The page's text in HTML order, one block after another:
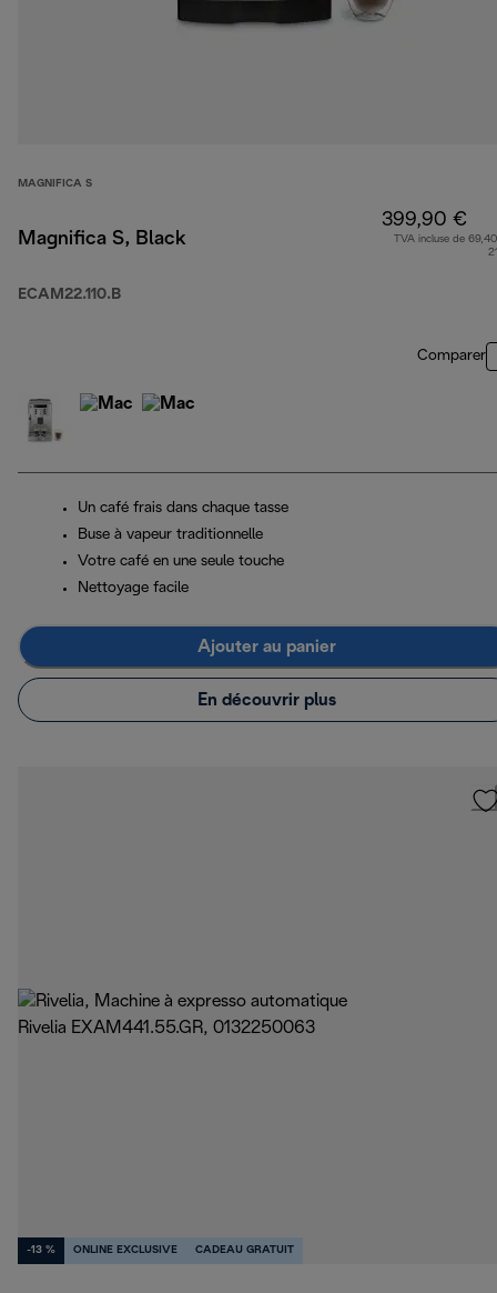
MAGNIFICA S
Magnifica S, Black
ECAM22.110.B
399,90 €
TVA incluse de
Comparer
Un café frais dans chaque tasse
Buse à vapeur traditionnelle
Votre café en une seule touche
Nettoyage facile
Ajouter au panier
En découvrir plus
-13 % ONLINE EXCLUSIVE CADEAU GRATUIT